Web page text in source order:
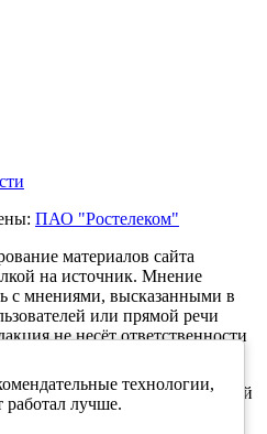
ПАО "Ростелеком"
материалов сайта
на источник. Мнение
с мнениями, высказанными в
или прямой речи
не несёт ответственности
в Федеральной
информационных
технологии,
работал лучше.